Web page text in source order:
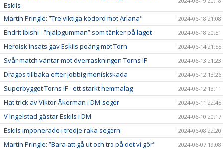
Eskils
Martin Pringle: ”Tre viktiga kodord mot Ariana" 2024-06-18 21:08
Endrit Ibishi - ”hjälpgumman” som tänker på laget 2024-06-18 20:51
Heroisk insats gav Eskils poäng mot Torn 2024-06-14 21:55
Svår match väntar mot överraskningen Torns IF 2024-06-13 21:23
Dragos tillbaka efter jobbig meniskskada 2024-06-12 13:26
Superbygget Torns IF - ett starkt hemmalag 2024-06-12 13:11
Hat trick av Viktor Åkerman i DM-seger 2024-06-11 22:45
V Ingelstad gästar Eskils i DM 2024-06-10 20:17
Eskils imponerade i tredje raka segern 2024-06-08 22:20
Martin Pringle: ”Bara att gå ut och tro på det vi gör" 2024-06-07 19:08